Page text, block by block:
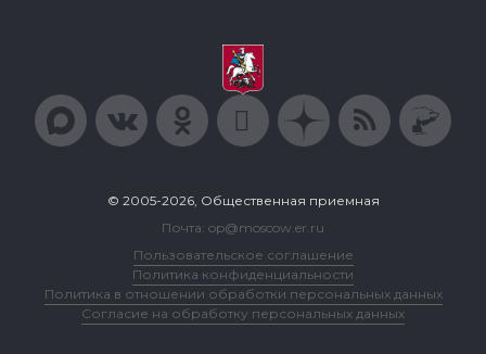
© 2005-2026, Общественная приемная
Почта: op@moscow.er.ru
Пользовательское соглашение
Политика конфиденциальности
Политика в отношении обработки персональных данных
Согласие на обработку персональных данных